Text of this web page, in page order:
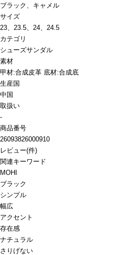
ブラック、キャメル
サイズ
23、23.5、24、24.5
カテゴリ
シューズサンダル
素材
甲材:合成皮革 底材:合成底
生産国
中国
取扱い
-
商品番号
26093826000910
レビュー(件)
関連キーワード
MOHI
ブラック
シンプル
幅広
アクセント
存在感
ナチュラル
さりげない